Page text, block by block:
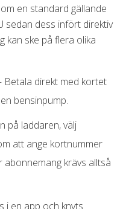
en standard gällande
sedan dess infört direktiv
kan ske på flera olika
Betala direkt med kortet
bensinpump.
på laddaren, välj
att ange kortnummer
krävs alltså
i en app och knyts